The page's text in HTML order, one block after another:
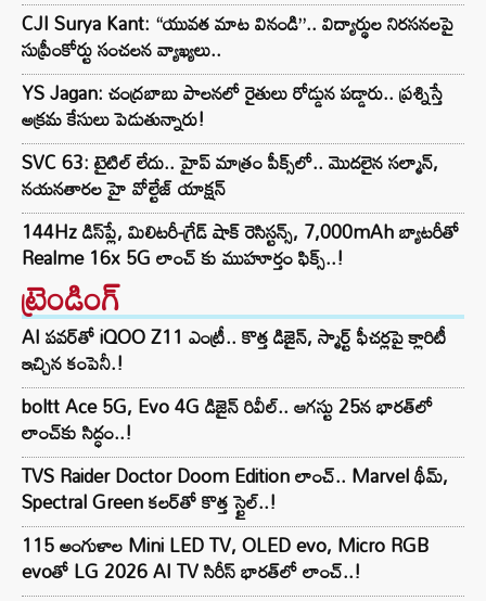
CJI Surya Kant: “యువత మాట వినండి”.. విద్యార్థుల నిరసనలపై
సుప్రీంకోర్టు సంచలన వ్యాఖ్యలు..
YS Jagan: చంద్రబాబు పాలనలో రైతులు రోడ్డున పడ్డారు.. ప్రశ్నిస్తే
అక్రమ కేసులు పెడుతున్నారు!
SVC 63: టైటిల్ లేదు.. హైప్ మాత్రం పీక్స్‌లో.. మొదలైన సల్మాన్,
నయనతారల హై వోల్టేజ్ యాక్షన్
144Hz డిస్‌ప్లే, మిలిటరీ-గ్రేడ్ షాక్ రెసిస్టన్స్, 7,000mAh బ్యాటరీతో
Realme 16x 5G లాంచ్ కు ముహూర్తం ఫిక్స్..!
ట్రెండింగ్‌
AI పవర్‌తో iQOO Z11 ఎంట్రీ.. కొత్త డిజైన్, స్మార్ట్ ఫీచర్లపై క్లారిటీ
ఇచ్చిన కంపెనీ.!
boltt Ace 5G, Evo 4G డిజైన్ రివీల్.. ఆగస్టు 25న భారత్‌లో
లాంచ్‌కు సిద్ధం..!
TVS Raider Doctor Doom Edition లాంచ్.. Marvel థీమ్,
Spectral Green కలర్‌తో కొత్త స్టైల్..!
115 అంగుళాల Mini LED TV, OLED evo, Micro RGB
evoతో LG 2026 AI TV సిరీస్ భారత్‌లో లాంచ్..!